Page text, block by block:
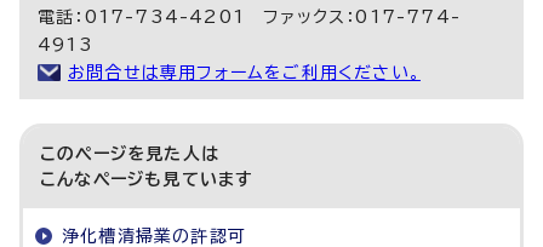
電話：017-734-4201 ファックス：017-774-
4913
お問合せは専用フォームをご利用ください。
このページを見た人は
こんなページも見ています
浄化槽清掃業の許認可